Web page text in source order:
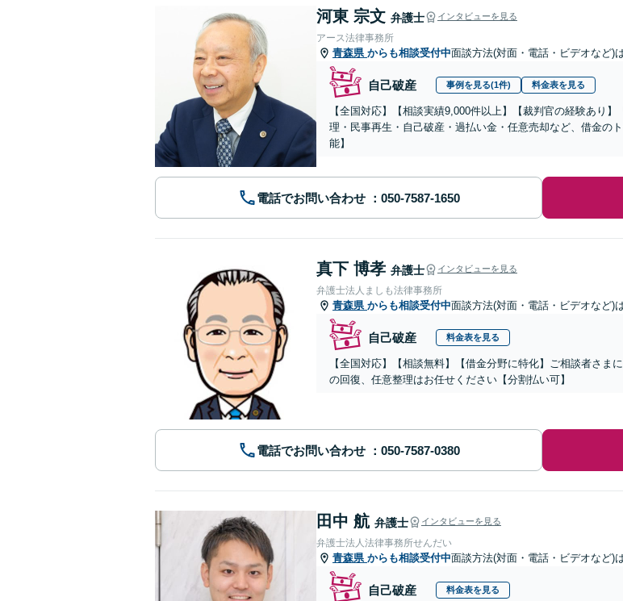
河東 宗文 弁護士 インタビューを見る
アース法律事務所
青森県 からも相談受付中面談方法(対面・電話・ビデオなど)
自己破産 事例を見る(1件) 料金表を見る
【全国対応】【相談実績9,000件以上】【裁判官の経験あり
理・民事再生・自己破産・過払い金・任意売却など、借金の
能】
電話でお問い合わせ
真下 博孝 弁護士 インタビューを見る
弁護士法人ましも法律事務所
青森県 からも相談受付中面談方法(対面・電話・ビデオなど)
自己破産 料金表を見る
【全国対応】【相談無料】【借金分野に特化】ご相談者さ
の回復、任意整理はお任せください【分割払い可】
電話でお問い合わせ
田中 航 弁護士 インタビューを見る
弁護士法人法律事務所せんだい
青森県 からも相談受付中面談方法(対面・電話・ビデオなど)
自己破産 料金表を見る